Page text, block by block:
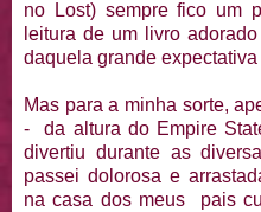
no Lost) sempre fico um
leitura de um livro
daquela grande
Mas para a minha sorte,
- da altura do Empire
divertiu durante as
passei dolorosa e
na casa dos meus pais